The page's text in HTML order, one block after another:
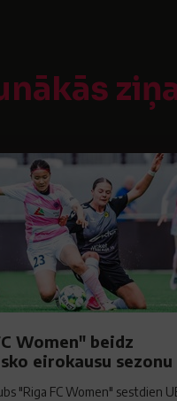
Women" beidz
eirokausu sezonu
"Riga FC Women" sestdien